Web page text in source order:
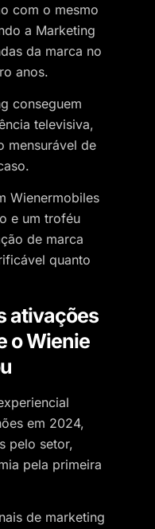
com o mesmo
a Marketing
da marca no
anos.
conseguem
televisiva,
mensurável de
Wienermobiles
e um troféu
de marca
quanto
ativações
o Wienie
em 2024,
pelo setor,
pela primeira
de marketing